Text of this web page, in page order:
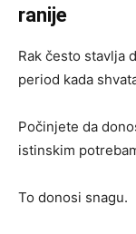
ranije
Rak često stavlja
period kada
Počinjete da
istinskim
To donosi snagu.